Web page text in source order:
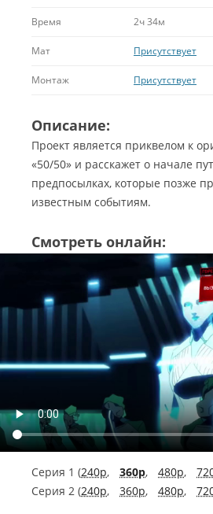
Время 2ч 34м
Мат Присутствует
Монтаж Присутствует
Описание:
Проект является приквелом к
«50/50» и расскажет о начале
предпосылках, которые позже
известным событиям.
Смотреть онлайн:
Серия 1 (240p, 360p, 480p,
Серия 2 (240p, 360p, 480p,